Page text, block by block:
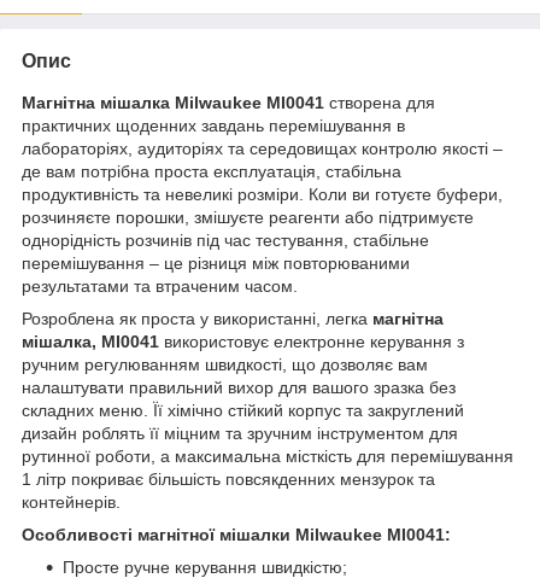
Опис
Магнітна мішалка Milwaukee MI0041 створена для
практичних щоденних завдань перемішування в
лабораторіях, аудиторіях та середовищах контролю якості –
де вам потрібна проста експлуатація, стабільна
продуктивність та невеликі розміри. Коли ви готуєте буфери,
розчиняєте порошки, змішуєте реагенти або підтримуєте
однорідність розчинів під час тестування, стабільне
перемішування – це різниця між повторюваними
результатами та втраченим часом.
Розроблена як проста у використанні, легка магнітна
мішалка, MI0041 використовує електронне керування з
ручним регулюванням швидкості, що дозволяє вам
налаштувати правильний вихор для вашого зразка без
складних меню. Її хімічно стійкий корпус та закруглений
дизайн роблять її міцним та зручним інструментом для
рутинної роботи, а максимальна місткість для перемішування
1 літр покриває більшість повсякденних мензурок та
контейнерів.
Особливості магнітної мішалки Milwaukee MI0041:
Просте ручне керування швидкістю;